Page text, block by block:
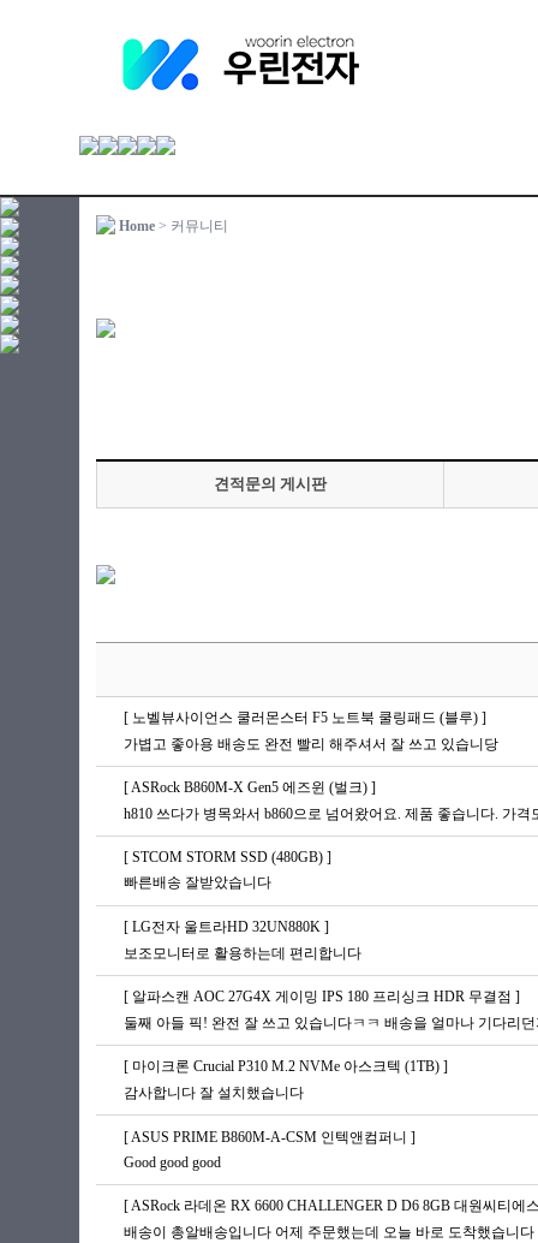
Home > 커뮤니티
견적문의 게시판
[ 노벨뷰사이언스 쿨러몬스터 F5 노트북 쿨링패드 (블루) ]
가볍고 좋아용 배송도 완전 빨리 해주셔서 잘 쓰고 있습니당
[ ASRock B860M-X Gen5 에즈윈 (벌크) ]
h810 쓰다가 병목와서 b860으로 넘어왔어요. 제품 좋습니다. 가격
[ STCOM STORM SSD (480GB) ]
빠른배송 잘받았습니다
[ LG전자 울트라HD 32UN880K ]
보조모니터로 활용하는데 편리합니다
[ 알파스캔 AOC 27G4X 게이밍 IPS 180 프리싱크 HDR 무결점 ]
[ 마이크론 Crucial P310 M.2 NVMe 아스크텍 (1TB) ]
감사합니다 잘 설치했습니다
[ ASUS PRIME B860M-A-CSM 인텍앤컴퍼니 ]
Good good good
[ ASRock 라데온 RX 6600 CHALLENGER D D6 8GB 대원씨티에
배송이 총알배송입니다 어제 주문했는데 오늘 바로 도착했습니